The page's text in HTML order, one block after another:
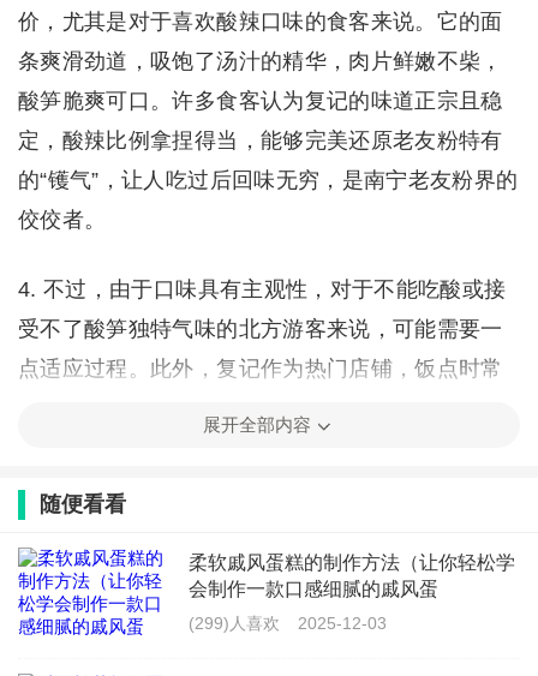
价，尤其是对于喜欢酸辣口味的食客来说。它的面
条爽滑劲道，吸饱了汤汁的精华，肉片鲜嫩不柴，
酸笋脆爽可口。许多食客认为复记的味道正宗且稳
定，酸辣比例拿捏得当，能够完美还原老友粉特有
的“镬气”，让人吃过后回味无穷，是南宁老友粉界的
佼佼者。
4. 不过，由于口味具有主观性，对于不能吃酸或接
受不了酸笋独特气味的北方游客来说，可能需要一
点适应过程。此外，复记作为热门店铺，饭点时常
试的味蕾体验，是南宁旅游美食清单上的必选项。
最新文章
展开全部内容
随便看看
柔软戚风蛋糕的制作方法（让你轻松学
会制作一款口感细腻的戚风蛋
(299)人喜欢 2025-12-03